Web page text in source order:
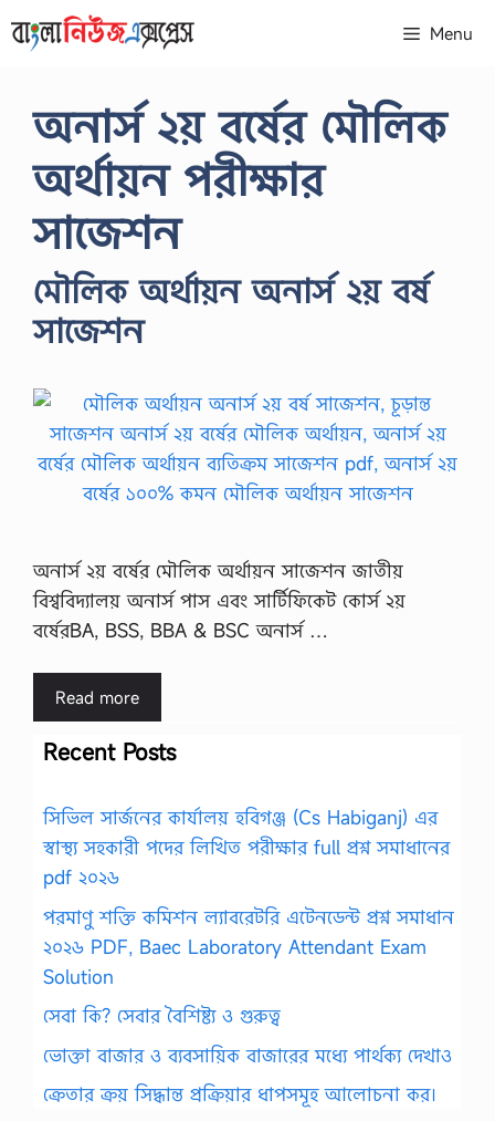
to
Menu
অনার্স ২য় বর্ষের মৌলিক
অর্থায়ন পরীক্ষার
সাজেশন
মৌলিক অর্থায়ন অনার্স ২য় বর্ষ
সাজেশন
অনার্স ২য় বর্ষের মৌলিক অর্থায়ন সাজেশন জাতীয়
বিশ্ববিদ্যালয় অনার্স পাস এবং সার্টিফিকেট কোর্স ২য়
বর্ষেরBA, BSS, BBA & BSC অনার্স …
Read more
Recent Posts
সিভিল সার্জনের কার্যালয় হবিগঞ্জ (Cs Habiganj) এর
স্বাস্থ্য সহকারী পদের লিখিত পরীক্ষার full প্রশ্ন সমাধানের
pdf ২০২৬
পরমাণু শক্তি কমিশন ল্যাবরেটরি এটেনডেন্ট প্রশ্ন সমাধান
২০২৬ PDF, Baec Laboratory Attendant Exam
Solution
সেবা কি? সেবার বৈশিষ্ট্য ও গুরুত্ব
ভোক্তা বাজার ও ব্যবসায়িক বাজারের মধ্যে পার্থক্য দেখাও
ক্রেতার ক্রয় সিদ্ধান্ত প্রক্রিয়ার ধাপসমূহ আলোচনা কর।